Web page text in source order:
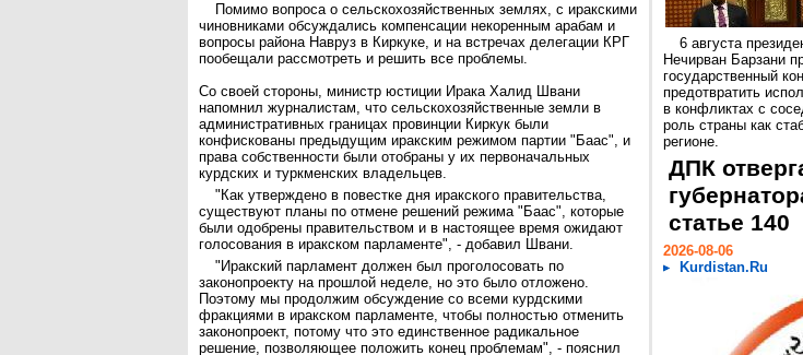
Помимо вопроса о сельскохозяйственных землях, с иракскими
чиновниками обсуждались компенсации некоренным арабам и
вопросы района Навруз в Киркуке, и на встречах делегации КРГ
пообещали рассмотреть и решить все проблемы.
Со своей стороны, министр юстиции Ирака Халид Швани
напомнил журналистам, что сельскохозяйственные земли в
административных границах провинции Киркук были
конфискованы предыдущим иракским режимом партии "Баас", и
права собственности были отобраны у их первоначальных
курдских и туркменских владельцев.
"Как утверждено в повестке дня иракского правительства,
существуют планы по отмене решений режима "Баас", которые
были одобрены правительством и в настоящее время ожидают
голосования в иракском парламенте", - добавил Швани.
"Иракский парламент должен был проголосовать по
законопроекту на прошлой неделе, но это было отложено.
Поэтому мы продолжим обсуждение со всеми курдскими
фракциями в иракском парламенте, чтобы полностью отменить
законопроект, потому что это единственное радикальное
решение, позволяющее положить конец проблемам", - пояснил
6 августа
Нечирван Барзани
государственный
предотвратить
в конфликтах с
роль страны как
регионе.
ДПК
статье 140
2026-08-06
Kurdistan.Ru